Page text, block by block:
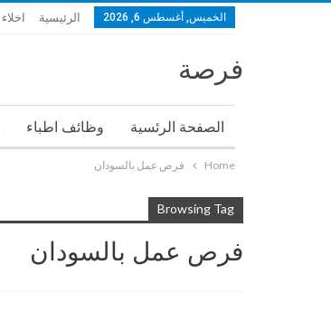
الخميس, أغسطس 6, 2026 الرئيسية
فرصة
الصفحة الرئسية وظائف اطباء
Home فرص عمل بالسودان
Browsing Tag
فرص عمل بالسودان